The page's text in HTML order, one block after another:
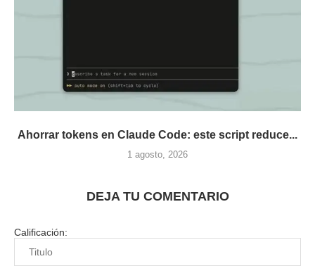
Ahorrar tokens en Claude Code: este script reduce...
1 agosto, 2026
DEJA TU COMENTARIO
Calificación: